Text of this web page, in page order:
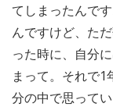
てしまったんで
んですけど、た
った時に、自分
まって。それで1
分の中で思って